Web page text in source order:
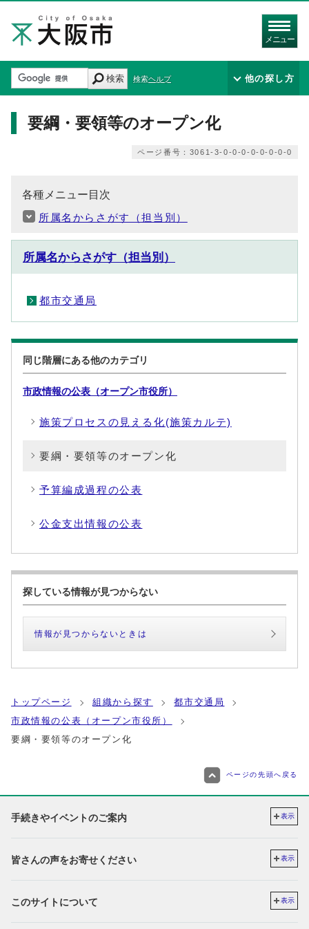
メニュー
検索 検索ヘルプ 他の探し方
要綱・要領等のオープン化
ページ番号：3061-3-0-0-0-0-0-0-0-0
各種メニュー目次
所属名からさがす（担当別）
所属名からさがす（担当別）
都市交通局
同じ階層にある他のカテゴリ
市政情報の公表（オープン市役所）
施策プロセスの見える化(施策カルテ)
要綱・要領等のオープン化
予算編成過程の公表
公金支出情報の公表
探している情報が見つからない
情報が見つからないときは
トップページ 組織から探す
都市交通局
市政情報の公表（オープン市役所）
要綱・要領等のオープン化
ページの先頭へ戻る
手続きやイベントのご案内 表示
皆さんの声をお寄せください 表示
このサイトについて 表示